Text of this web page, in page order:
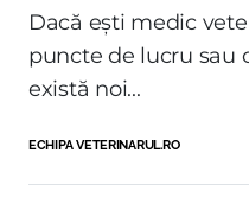
Dacă ești medic
puncte de lucru sau
există noi...
ECHIPA VETERINARUL.RO